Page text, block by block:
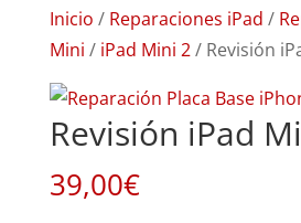
Inicio / Reparaciones iPad /
Mini / iPad Mini 2/ Revisión
Revisión iPad
39,00€